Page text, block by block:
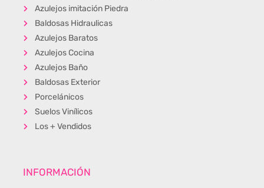
Azulejos imitación Piedra
Baldosas Hidraulicas
Azulejos Baratos
Azulejos Cocina
Azulejos Baño
Baldosas Exterior
Porcelánicos
Suelos Vinílicos
Los + Vendidos
INFORMACIÓN